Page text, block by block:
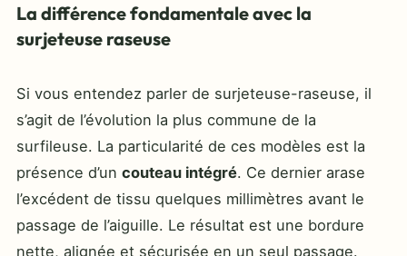
La différence fondamentale avec la
surjeteuse raseuse
Si vous entendez parler de surjeteuse-raseuse, il
s’agit de l’évolution la plus commune de la
surfileuse. La particularité de ces modèles est la
présence d’un couteau intégré. Ce dernier arase
l’excédent de tissu quelques millimètres avant le
passage de l’aiguille. Le résultat est une bordure
nette, alignée et sécurisée en un seul passage.